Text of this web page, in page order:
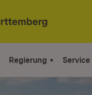
Regierung Service